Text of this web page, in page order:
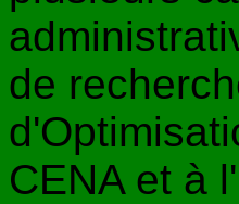
de
CENA et à